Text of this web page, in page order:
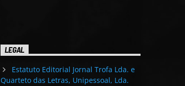
LEGAL
Estatuto Editorial Jornal Trofa Lda. e
Quarteto das Letras, Unipessoal, Lda.